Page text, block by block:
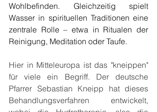
Wohlbefinden. Gleichzeitig spielt
Wasser in spirituellen Traditionen eine
zentrale Rolle – etwa in Ritualen der
Reinigung, Meditation oder Taufe.
Hier in Mitteleuropa ist das "kneippen"
für viele ein Begriff. Der deutsche
Pfarrer Sebastian Kneipp hat dieses
Behandlungsverfahren entwickelt,